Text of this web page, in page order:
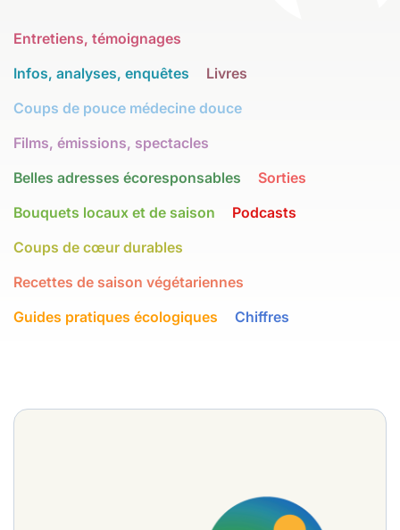
Entretiens, témoignages
Infos, analyses, enquêtes
Livres
Coups de pouce médecine douce
Films, émissions, spectacles
Belles adresses écoresponsables
Sorties
Bouquets locaux et de saison
Podcasts
Coups de cœur durables
Recettes de saison végétariennes
Guides pratiques écologiques
Chiffres